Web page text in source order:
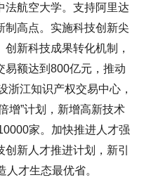
法航空大学。支持阿里达
制高点。实施科技创新尖
新科技成果转化机制，
易额达到800亿元，推动
浙江知识产权交易中心，
增”计划，新增高新技术
家。加快推进人才强
新人才推进计划，新引
才生态最优省。